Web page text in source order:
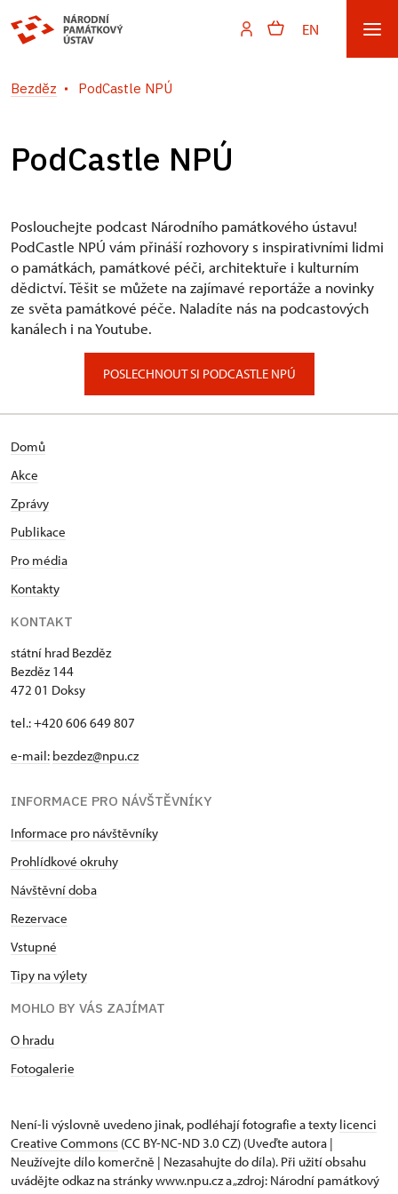
EN
Bezděz PodCastle NPÚ
PodCastle NPÚ
Poslouchejte podcast Národního památkového ústavu!
PodCastle NPÚ vám přináší rozhovory s inspirativními lidmi
o památkách, památkové péči, architektuře i kulturním
dědictví. Těšit se můžete na zajímavé reportáže a novinky
ze světa památkové péče. Naladíte nás na podcastových
kanálech i na Youtube.
POSLECHNOUT SI PODCASTLE NPÚ
Domů
Akce
Zprávy
Publikace
Pro média
Kontakty
KONTAKT
státní hrad Bezděz
Bezděz 144
472 01 Doksy
tel.: +420 606 649 807
e-mail: bezdez@npu.cz
INFORMACE PRO NÁVŠTĚVNÍKY
Informace pro návštěvníky
Prohlídkové okruhy
Návštěvní doba
Rezervace
Vstupné
Tipy na výlety
MOHLO BY VÁS ZAJÍMAT
O hradu
Fotogalerie
Není-li výslovně uvedeno jinak, podléhají fotografie a texty licenci
Creative Commons (CC BY-NC-ND 3.0 CZ) (Uveďte autora |
Neužívejte dílo komerčně | Nezasahujte do díla). Při užití obsahu
uvádějte odkaz na stránky www.npu.cz a „zdroj: Národní památkový